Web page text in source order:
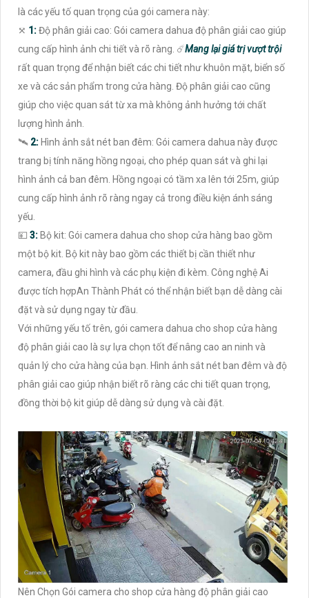
là các yếu tố quan trọng của gói camera này:
⤧ 1:Độ phân giải cao: Gói camera dahua độ phân giải cao giúp
cung cấp hình ảnh chi tiết và rõ ràng. ☄️Mang lại giá trị vượt trội
rất quan trọng để nhận biết các chi tiết như khuôn mặt, biển số
xe và các sản phẩm trong cửa hàng. Độ phân giải cao cũng
giúp cho việc quan sát từ xa mà không ảnh hưởng tới chất
lượng hình ảnh.
🛰 2: Hình ảnh sắt nét ban đêm: Gói camera dahua này được
trang bị tính năng hồng ngoại, cho phép quan sát và ghi lại
hình ảnh cả ban đêm. Hồng ngoại có tầm xa lên tới 25m, giúp
cung cấp hình ảnh rõ ràng ngay cả trong điều kiện ánh sáng
yếu.
💴 3: Bộ kit: Gói camera dahua cho shop cửa hàng bao gồm
một bộ kit. Bộ kit này bao gồm các thiết bị cần thiết như
camera, đầu ghi hình và các phụ kiện đi kèm. Công nghệ Ai
được tích hợpAn Thành Phát có thể nhận biết bạn dễ dàng cài
đặt và sử dụng ngay từ đầu.
Với những yếu tố trên, gói camera dahua cho shop cửa hàng
độ phân giải cao là sự lựa chọn tốt để nâng cao an ninh và
quản lý cho cửa hàng của bạn. Hình ảnh sắt nét ban đêm và độ
phân giải cao giúp nhận biết rõ ràng các chi tiết quan trọng,
đồng thời bộ kit giúp dễ dàng sử dụng và cài đặt.
Nên Chọn Gói camera cho shop cửa hàng độ phân giải cao